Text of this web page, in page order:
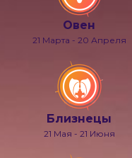
Овен
21 Марта - 20 Апреля
Близнецы
21 Мая - 21 Июня